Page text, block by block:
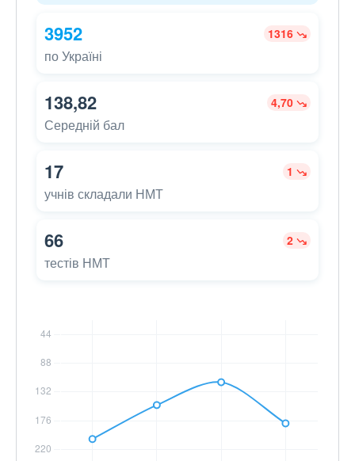
3952 1316
по Україні
138,82 4,70
Середній бал
17 1
учнів складали НМТ
66 2
тестів НМТ